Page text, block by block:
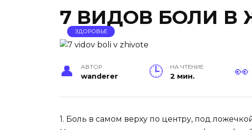
7 ВИДОВ БОЛИ В
ЗДОРОВЬЕ
АВТОР
wanderer
НА ЧТЕНИЕ
2 мин.
1. Боль в самом верху по центру, под ложечкой